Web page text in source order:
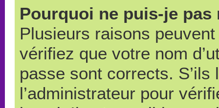
Pourquoi ne puis-je pas
Plusieurs raisons
vérifiez que votre nom
passe sont corrects.
l’administrateur pour